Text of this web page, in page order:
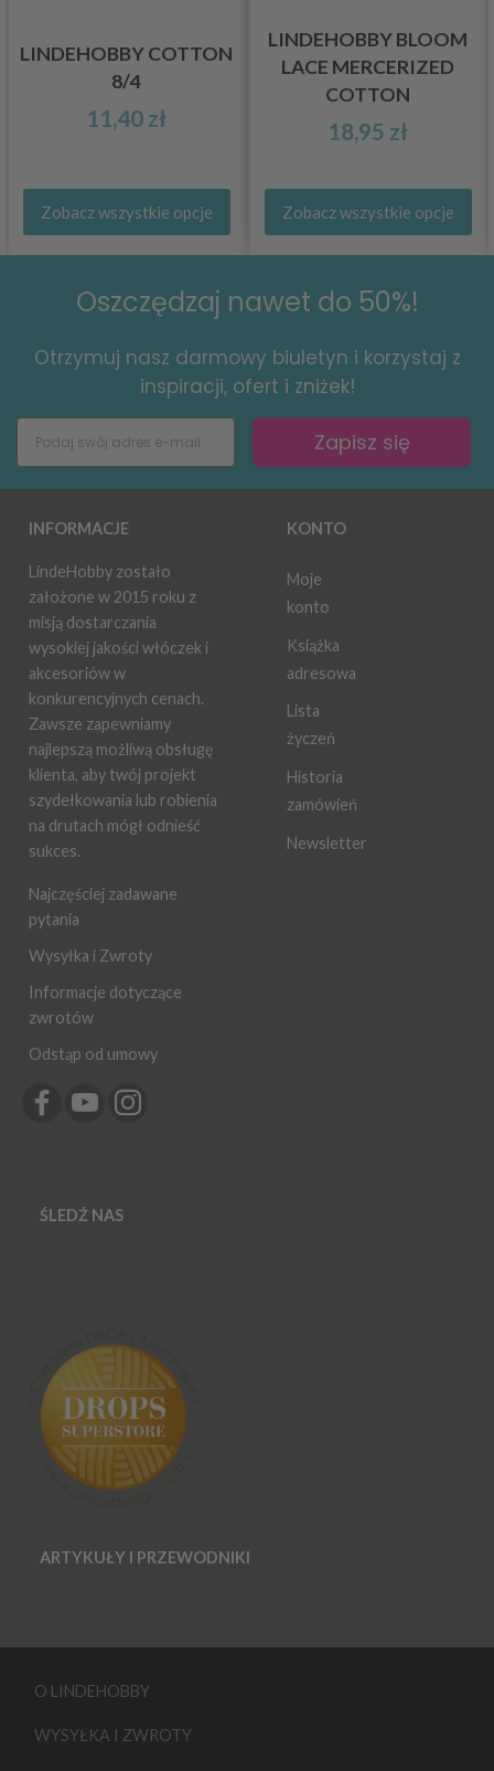
LINDEHOBBY COTTON
8/4
11,40 zł
Zobacz wszystkie opcje
LINDEHOBBY BLOOM
LACE MERCERIZED
COTTON
18,95 zł
Zobacz wszystkie opcje
Oszczędzaj nawet do 50%!
Otrzymuj nasz darmowy biuletyn i korzystaj z
inspiracji, ofert i zniżek!
Zapisz się
INFORMACJE
LindeHobby zostało
założone w 2015 roku z
misją dostarczania
wysokiej jakości włóczek i
akcesoriów w
konkurencyjnych cenach.
Zawsze zapewniamy
najlepszą możliwą obsługę
klienta, aby twój projekt
szydełkowania lub robienia
na drutach mógł odnieść
sukces.
Najczęściej zadawane
pytania
Wysyłka i Zwroty
Informacje dotyczące
zwrotów
Odstąp od umowy
KONTO
Moje
konto
Książka
adresowa
Lista
życzeń
Historia
zamówień
Newsletter
ŚLEDŹ NAS
ARTYKUŁY I PRZEWODNIKI
O LINDEHOBBY
WYSYŁKA I ZWROTY